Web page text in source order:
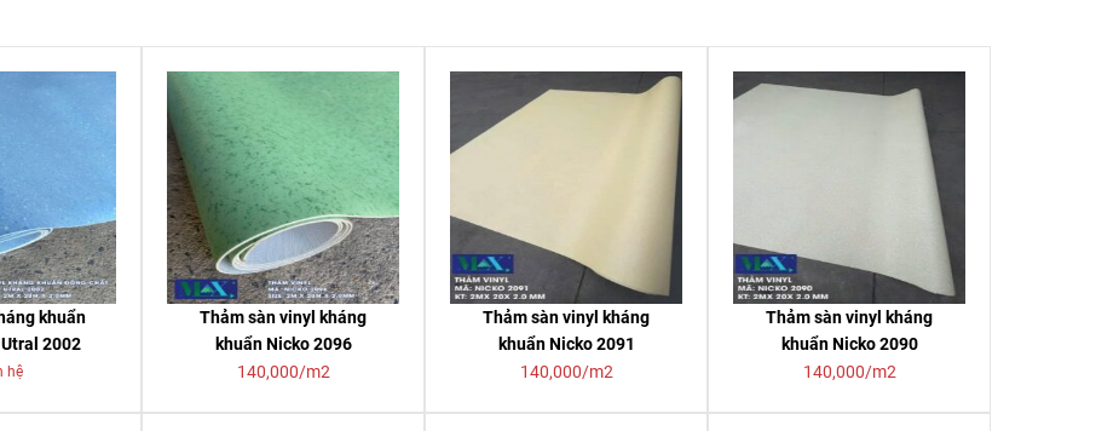
khuẩn
2002
hệ
Thảm sàn vinyl kháng
khuẩn Nicko 2096
140,000/m2
Thảm sàn vinyl kháng
khuẩn Nicko 2091
140,000/m2
Thảm sàn vinyl kháng
khuẩn Nicko 2090
140,000/m2